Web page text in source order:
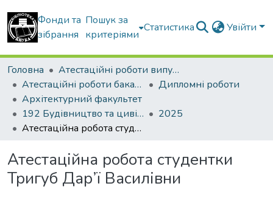
Фонди та
зібрання
Пошук за
критеріями
Статистика Увійти
Головна
Атестаційні роботи випускників
Атестаційні роботи бакалаврів
Дипломні роботи
Архітектурний факультет
192 Будівництво та цивільна інженерія
2025
Атестаційна робота студентки Тригуб Дар’ї Василівни
Атестаційна робота студентки
Тригуб Дар’ї Василівни